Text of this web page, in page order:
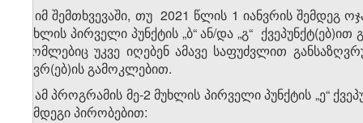
8. იმ შემთხვევაში, თუ 2021 წლის 1 იანვრის შემდეგ
მუხლის პირველი პუნქტის „ბ“ ან/და „გ“
რომლებიც უკვე იღებენ ამავე საფუძვლით
წევრ(ებ)ის გამოკლებით.
9. ამ პროგრამის მე-2 მუხლის პირველი პუნქტის „ე“
შემდეგი პირობებით: